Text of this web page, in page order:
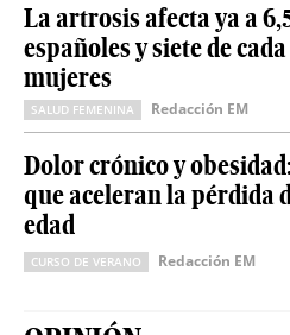
La artrosis afecta ya a
españoles y siete de
mujeres
SALUD FEMENINA Redacción EM
Dolor crónico y
que aceleran la pérdida
edad
CURSO DE VERANO Redacción EM